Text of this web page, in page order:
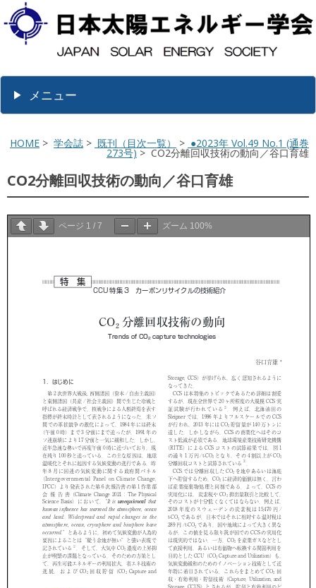
メニュー
HOME > 学会誌 > 既刊（目次一覧） > ●2023年 Vol.49 No.1 (通巻
273号) > CO2分離回収技術の動向／谷口育雄
CO2分離回収技術の動向／谷口育雄
ページ 1 / 7 ズーム 100%